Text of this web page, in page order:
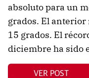
absoluto para un
grados. El anterior
15 grados. El
diciembre ha sido
VER POST